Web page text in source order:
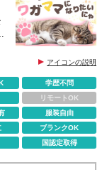
アイコンの説明
学歴不問
リモートOK
服装自由
ブランクOK
国認定取得